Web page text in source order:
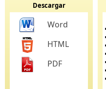
Descargar
Word
HTML
PDF